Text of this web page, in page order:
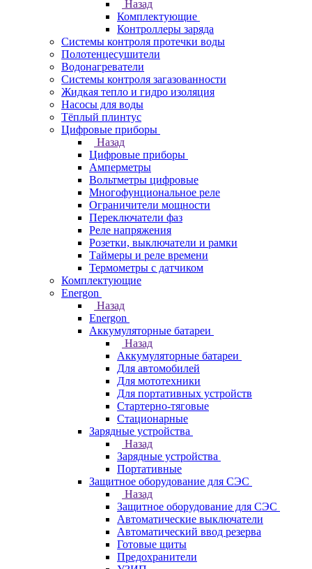
Назад
Комплектующие
Контроллеры заряда
Системы контроля протечки воды
Полотенцесушители
Водонагреватели
Системы контроля загазованности
Жидкая тепло и гидро изоляция
Насосы для воды
Тёплый плинтус
Цифровые приборы
Назад
Цифровые приборы
Амперметры
Вольтметры цифровые
Многофунциональное реле
Ограничители мощности
Переключатели фаз
Реле напряжения
Розетки, выключатели и рамки
Таймеры и реле времени
Термометры c датчиком
Комплектующие
Energon
Назад
Energon
Аккумуляторные батареи
Назад
Аккумуляторные батареи
Для автомобилей
Для мототехники
Для портативных устройств
Стартерно-тяговые
Стационарные
Зарядные устройства
Назад
Зарядные устройства
Портативные
Защитное оборудование для СЭС
Назад
Защитное оборудование для СЭС
Автоматические выключатели
Автоматический ввод резерва
Готовые щиты
Предохранители